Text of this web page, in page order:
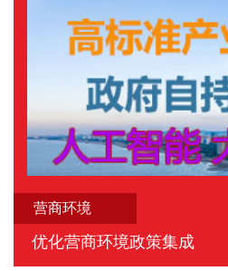
营商环境
优化营商环境政策集成